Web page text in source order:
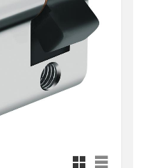
Rutnätsvy
Listvy